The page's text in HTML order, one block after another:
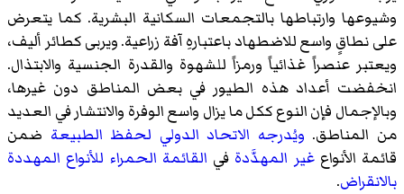
وشيوعها وارتباطها بالتجمعات السكانية البشرية. كما يتعرض
على نطاقٍ واسع للاضطهاد باعتبارهِ آفة زراعية. ويربى كطائر أليف،
ويعتبر عنصراً غذائياً ورمزاً للشهوة والقدرة الجنسية والابتذال.
انخفضت أعداد هذه الطيور في بعض المناطق دون غيرها،
وبالإجمال فإن النوع ككل ما يزال واسع الوفرة والانتشار في العديد
من المناطق. ويُدرجه الاتحاد الدولي لحفظ الطبيعة ضمن
قائمة الأنواعغير المهدَّدة في القائمة الحمراء للأنواع المهددة
بالانقراض.